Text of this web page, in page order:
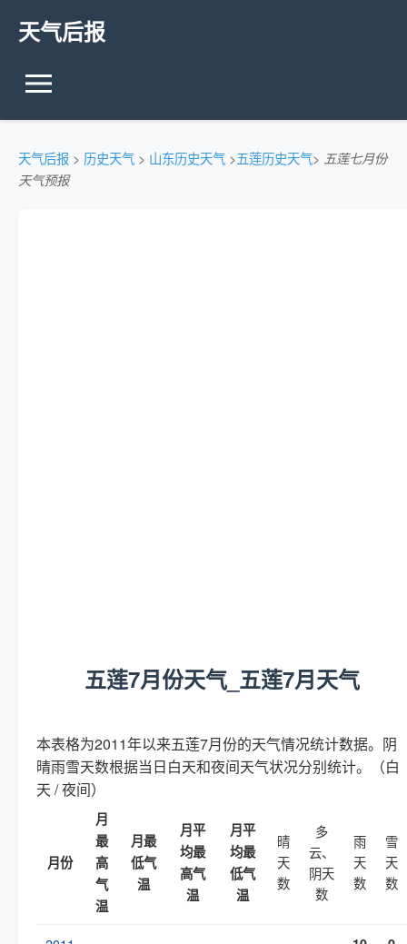
天气后报
天气后报 > 历史天气 > 山东历史天气 >五莲历史天气> 五莲七月份
天气预报
五莲7月份天气_五莲7月天气
本表格为2011年以来五莲7月份的天气情况统计数据。阴
晴雨雪天数根据当日白天和夜间天气状况分别统计。（白
天 / 夜间）
月份
月
最
高
气
温
月最
低气
温
月平
均最
高气
温
月平
均最
低气
温
晴
天
数
多
云、
阴天
数
雨
天
数
雪
天
数